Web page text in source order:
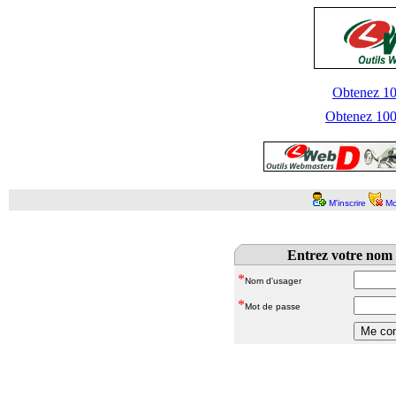
Obtenez
Obtenez
M'inscrire
Entrez votre nom
*Nom d'usager
*Mot de passe